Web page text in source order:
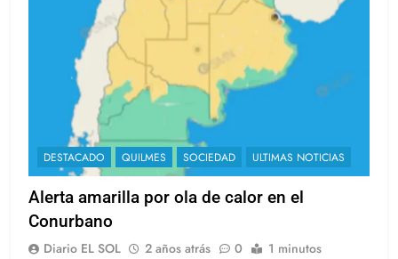
DESTACADO QUILMES SOCIEDAD ULTIMAS NOTICIAS
Alerta amarilla por ola de calor en el
Conurbano
Diario EL SOL 2 años atrás 0 1 minutos